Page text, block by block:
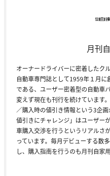
月刊
オーナードライバーに密着したク
自動車専門誌として1959年１月
である、ユーザー密着型の自動車
変えず現在も刊行を続けています
／購入時の値引き情報という3企
値引きにチャレンジ」はユーザー
車購入交渉を行うというリアルさ
っています。毎月デビューする数
し、購入指南を行うのも月刊自家